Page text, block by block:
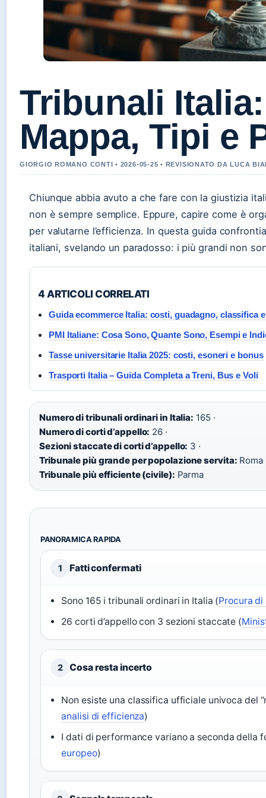
Tribunali
Mappa, Tipi e
GIORGIO ROMANO CONTI • 2026-05-25 • REVISIONATO DA LUCA
Chiunque abbia avuto a che fare con la giustizia
non è sempre semplice. Eppure, capire come è
per valutarne l’efficienza. In questa guida
italiani, svelando un paradosso: i più grandi non
4 ARTICOLI CORRELATI
Guida ecommerce Italia: costi, guadagno, classifica
PMI Italiane: Cosa Sono, Quante Sono, Esempi e
Tasse universitarie Italia 2025: costi, esoneri e bonus
Trasporti Italia – Guida Completa a Treni, Bus e Voli
Numero di tribunali ordinari in Italia: 165 ·
Numero di corti d’appello: 26 ·
Sezioni staccate di corti d’appello: 3 ·
Tribunale più grande per popolazione servita: Roma
Tribunale più efficiente (civile): Parma
PANORAMICA RAPIDA
1 Fatti confermati
Sono 165 i tribunali ordinari in Italia (Procura
26 corti d’appello con 3 sezioni staccate (
2 Cosa resta incerto
Non esiste una classifica ufficiale univoca del
analisi di efficienza)
I dati di performance variano a seconda della
europeo)